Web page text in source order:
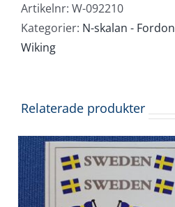
Artikelnr: W-092210
Kategorier: N-skalan - Fordon
Wiking
Relaterade produkter